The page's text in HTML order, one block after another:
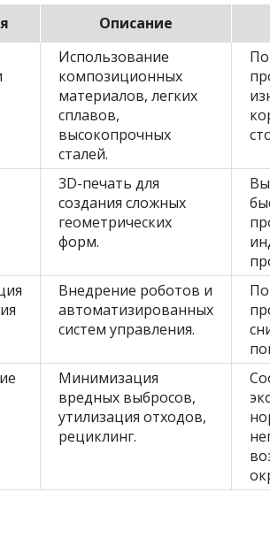
Описание
Использование
композиционных
материалов, легких
сплавов,
высокопрочных
сталей.
3D-печать для
создания сложных
геометрических
форм.
Внедрение роботов и
автоматизированных
систем управления.
Минимизация
вредных выбросов,
утилизация отходов,
рециклинг.